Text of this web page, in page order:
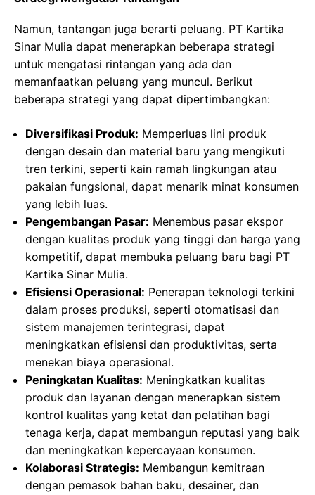
Namun, tantangan juga berarti peluang. PT Kartika
Sinar Mulia dapat menerapkan beberapa strategi
untuk mengatasi rintangan yang ada dan
memanfaatkan peluang yang muncul. Berikut
beberapa strategi yang dapat dipertimbangkan:
Diversifikasi Produk: Memperluas lini produk
dengan desain dan material baru yang mengikuti
tren terkini, seperti kain ramah lingkungan atau
pakaian fungsional, dapat menarik minat konsumen
yang lebih luas.
Pengembangan Pasar: Menembus pasar ekspor
dengan kualitas produk yang tinggi dan harga yang
kompetitif, dapat membuka peluang baru bagi PT
Kartika Sinar Mulia.
Efisiensi Operasional: Penerapan teknologi terkini
dalam proses produksi, seperti otomatisasi dan
sistem manajemen terintegrasi, dapat
meningkatkan efisiensi dan produktivitas, serta
menekan biaya operasional.
Peningkatan Kualitas: Meningkatkan kualitas
produk dan layanan dengan menerapkan sistem
kontrol kualitas yang ketat dan pelatihan bagi
tenaga kerja, dapat membangun reputasi yang baik
dan meningkatkan kepercayaan konsumen.
Kolaborasi Strategis: Membangun kemitraan
dengan pemasok bahan baku, desainer, dan